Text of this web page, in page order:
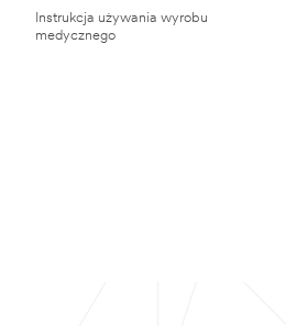
Instrukcja używania wyrobu
medycznego